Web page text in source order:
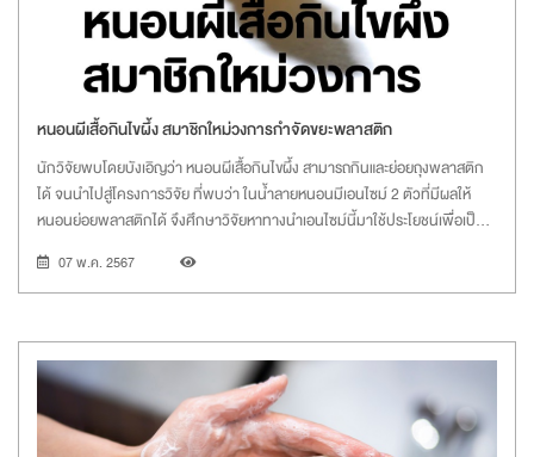
หนอนผีเสื้อกินไขผึ้ง สมาชิกใหม่วงการกำจัดขยะพลาสติก
นักวิจัยพบโดยบังเอิญว่า หนอนผีเสื้อกินไขผึ้ง สามารถกินและย่อยถุงพลาสติก
ได้ จนนำไปสู่โครงการวิจัย ที่พบว่า ในน้ำลายหนอนมีเอนไซม์ 2 ตัวที่มีผลให้
หนอนย่อยพลาสติกได้ จึงศึกษาวิจัยหาทางนำเอนไซม์นี้มาใช้ประโยชน์เพื่อเป็น
07 พ.ค. 2567